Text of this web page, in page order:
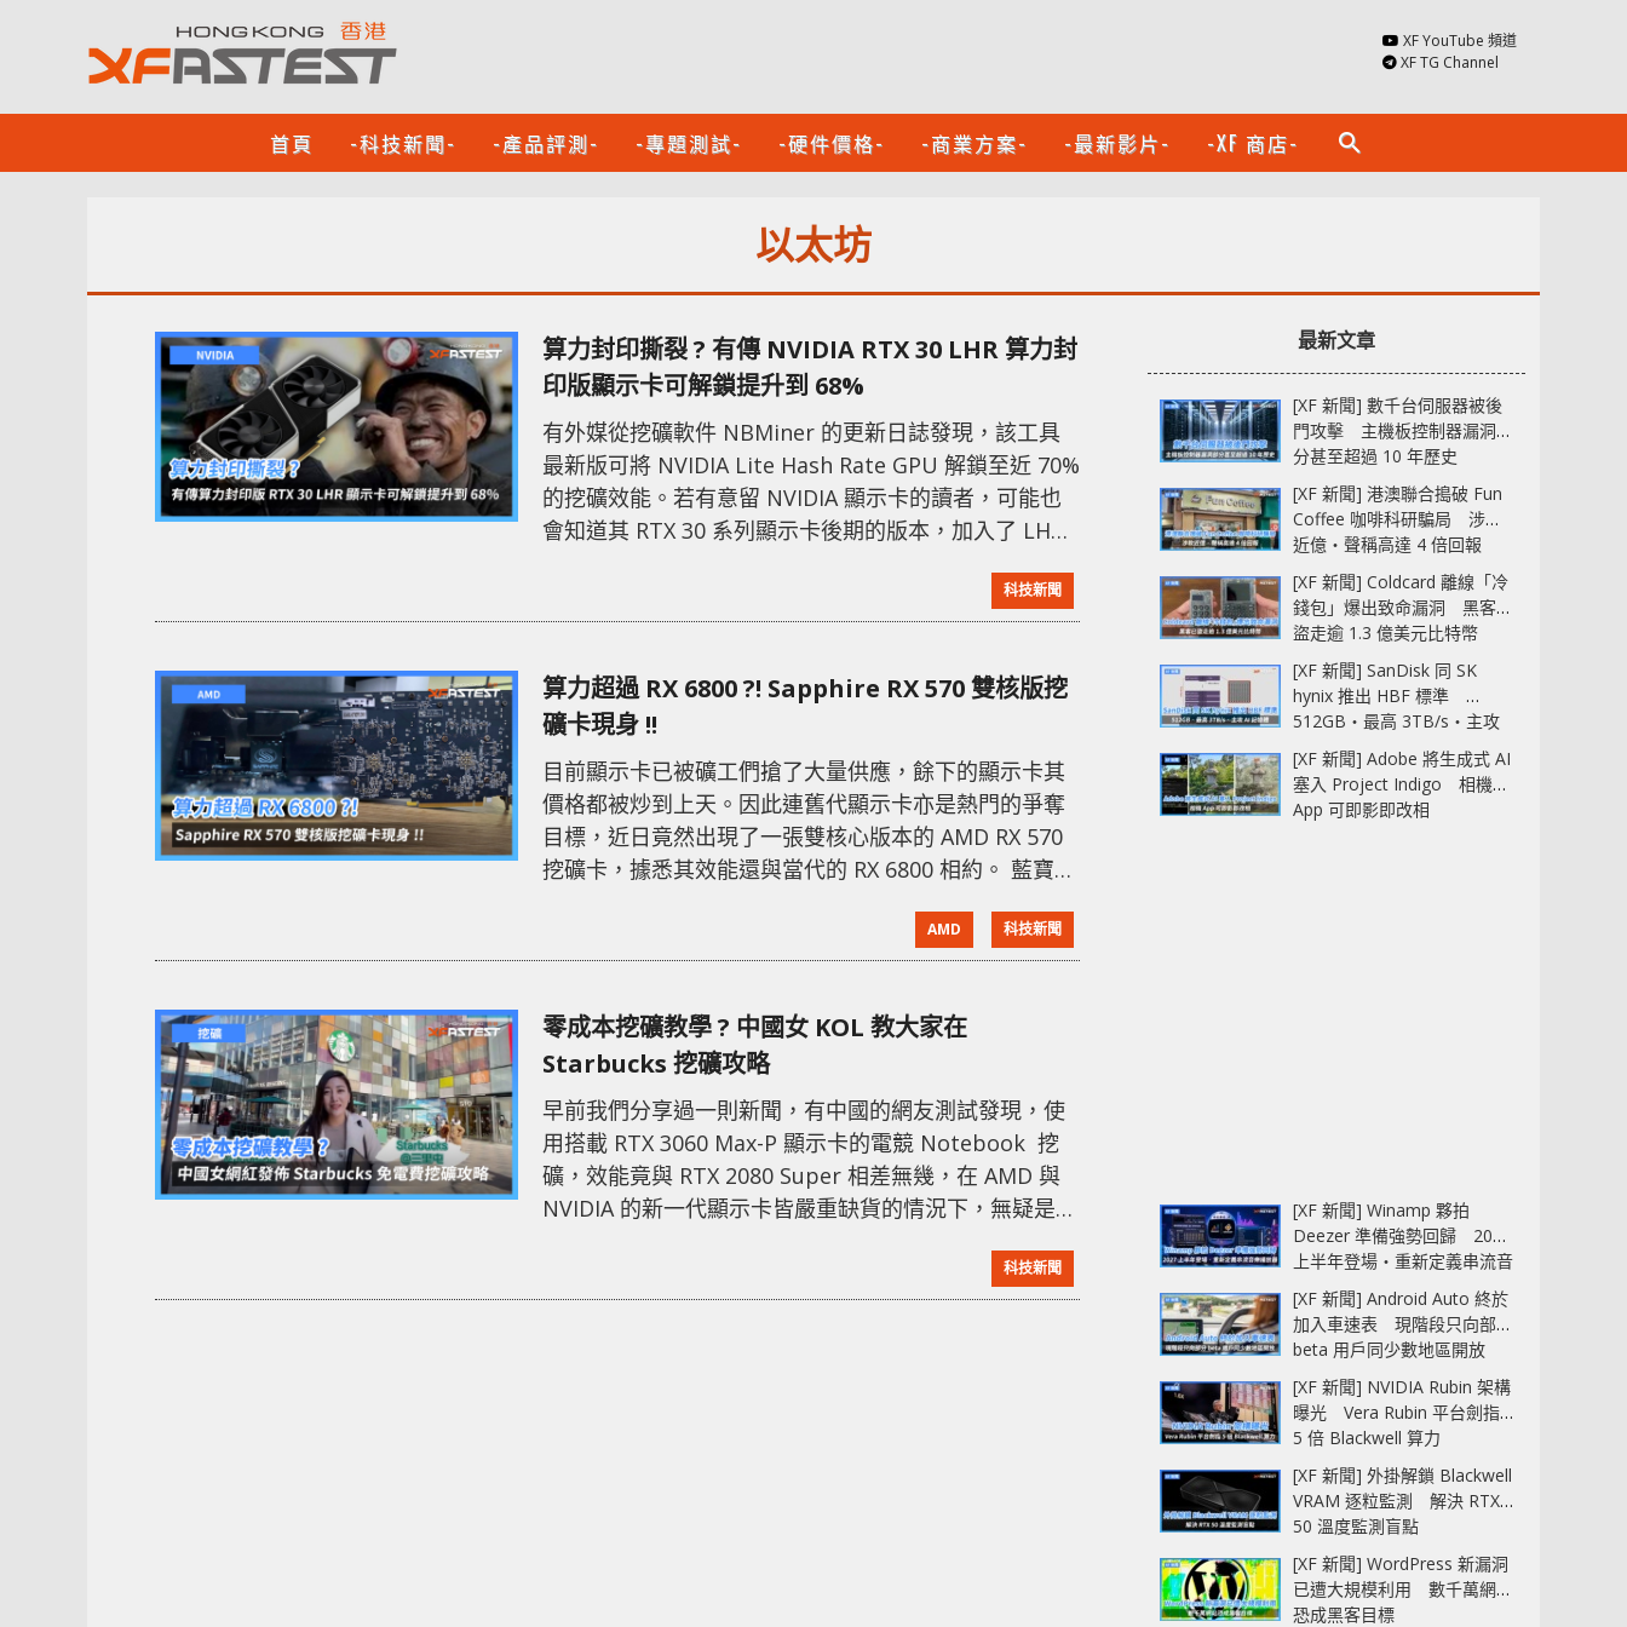
XF YouTube 頻道
XF TG Channel
首頁 -科技新聞- -產品評測- -專題測試- -硬件價格- -商業方案- -最新影片- -XF 商店- search
以太坊
算力封印撕裂 ? 有傳 NVIDIA RTX 30 LHR 算力封
印版顯示卡可解鎖提升到 68%
有外媒從挖礦軟件 NBMiner 的更新日誌發現，該工具
最新版可將 NVIDIA Lite Hash Rate GPU 解鎖至近 70%
的挖礦效能。若有意留 NVIDIA 顯示卡的讀者，可能也
會知道其 RTX 30 系列顯示卡後期的版本，加入了 LHR
了這些 GPU 的挖礦及盈利能力，降低「礦工」們對它們
搶購的意慾。 不過最近有傳指封閉的「挖礦組織」已經
證實。而 NBMiner
科技新聞
算力超過 RX 6800 ?! Sapphire RX 570 雙核版挖
礦卡現身 !!
目前顯示卡已被礦工們搶了大量供應，餘下的顯示卡其
價格都被炒到上天。因此連舊代顯示卡亦是熱門的爭奪
目標，近日竟然出現了一張雙核心版本的 AMD RX 570
挖礦卡，據悉其效能還與當代的 RX 6800 相約。 藍寶石
本出自「藍寶石 Sapphire」的手，針對挖礦使用而推
出。對於上一代的顯示卡而言，RX 570 可算是最適合挖
SP、256-b
AMD 科技新聞
零成本挖礦教學 ? 中國女 KOL 教大家在
Starbucks 挖礦攻略
早前我們分享過一則新聞，有中國的網友測試發現，使
用搭載 RTX 3060 Max-P 顯示卡的電競 Notebook 挖
礦，效能竟與 RTX 2080 Super 相差無幾，在 AMD 與
NVIDIA 的新一代顯示卡皆嚴重缺貨的情況下，無疑是
「魚池f2pool」的Up主，分享了全新的挖礦攻略，號稱
「零電費成本」。在影片中可見到她進入了北京三里屯
科技新聞
最新文章
[XF 新聞] 數千台伺服器被後
門攻擊 主機板控制器漏洞部
分甚至超過 10 年歷史
[XF 新聞] 港澳聯合搗破 Fun
Coffee 咖啡科研騙局 涉款
近億‧聲稱高達 4 倍回報
[XF 新聞] Coldcard 離線「冷
錢包」爆出致命漏洞 黑客已
盜走逾 1.3 億美元比特幣
[XF 新聞] SanDisk 同 SK
hynix 推出 HBF 標準
512GB‧最高 3TB/s‧主攻
AI 記憶體
[XF 新聞] Adobe 將生成式 AI
塞入 Project Indigo 相機
App 可即影即改相
[XF 新聞] Winamp 夥拍
Deezer 準備強勢回歸 2027
上半年登場‧重新定義串流音
樂播放器
[XF 新聞] Android Auto 終於
加入車速表 現階段只向部分
beta 用戶同少數地區開放
[XF 新聞] NVIDIA Rubin 架構
曝光 Vera Rubin 平台劍指
5 倍 Blackwell 算力
[XF 新聞] 外掛解鎖 Blackwell
VRAM 逐粒監測 解決 RTX
50 溫度監測盲點
[XF 新聞] WordPress 新漏洞
已遭大規模利用 數千萬網站
恐成黑客目標